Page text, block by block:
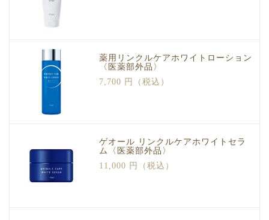
薬用リンクルケアホワイトローション
〈医薬部外品〉
7,700 円（税込）
ゲオール リンクルケアホワイトセラ
ム〈医薬部外品〉
11,000 円（税込）